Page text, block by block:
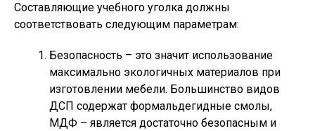
Составляющие учебного уголка должны
соответствовать следующим параметрам:
Безопасность – это значит использование
максимально экологичных материалов при
изготовлении мебели. Большинство видов
ДСП содержат формальдегидные смолы,
МДФ – является достаточно безопасным и